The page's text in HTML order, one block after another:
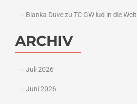
Bianka Duvezu TC GW lud in die
ARCHIV
Juli 2026
Juni 2026